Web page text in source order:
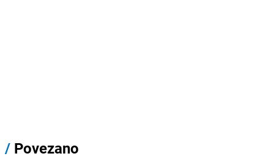
/ Povezano